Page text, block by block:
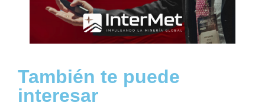
También te puede
interesar